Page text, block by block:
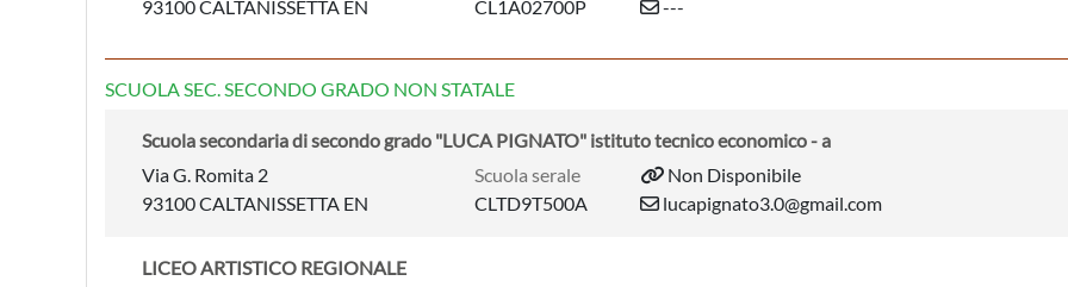
93100 CALTANISSETTA EN
CL1A02700P
---
SCUOLA SEC. SECONDO GRADO NON STATALE
Scuola secondaria di secondo grado "LUCA PIGNATO" istituto tecnico economico - a
Via G. Romita 2
93100 CALTANISSETTA EN
Scuola serale
CLTD9T500A
Non Disponibile
lucapignato3.0@gmail.com
LICEO ARTISTICO REGIONALE